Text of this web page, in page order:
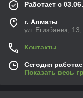
Работает с
г. Алматы
ул. Егизбаева,
Контакты
Сегодня
Показать весь